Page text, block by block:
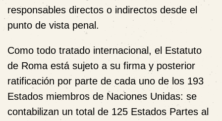
responsables directos o indirectos desde el
punto de vista penal.
Como todo tratado internacional, el Estatuto
de Roma está sujeto a su firma y posterior
ratificación por parte de cada uno de los 193
Estados miembros de Naciones Unidas: se
contabilizan un total de 125 Estados Partes al